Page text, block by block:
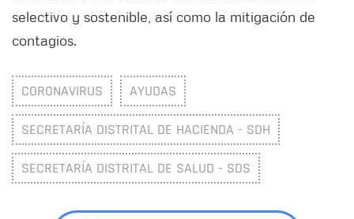
selectivo y sostenible, así como la mitigación de
contagios.
CORONAVIRUS AYUDAS
SECRETARÍA DISTRITAL DE HACIENDA - SDH
SECRETARÍA DISTRITAL DE SALUD - SDS